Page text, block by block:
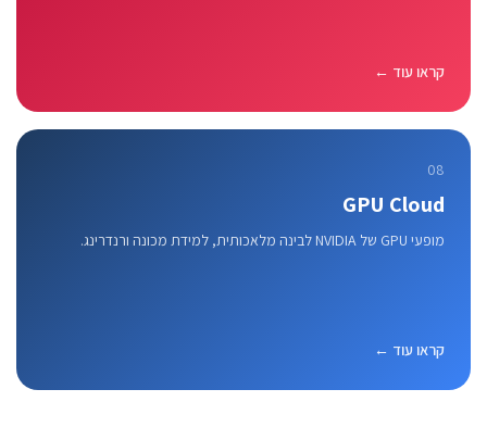
קראו עוד ←
08
GPU Cloud
מופעי GPU של NVIDIA לבינה מלאכותית, למידת מכונה ורנדרינג.
קראו עוד ←